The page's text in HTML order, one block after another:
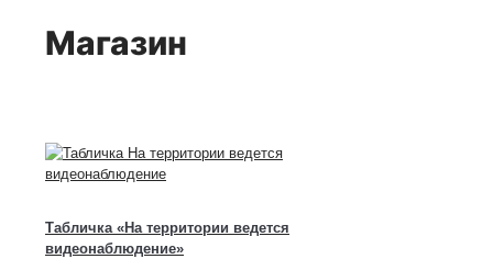
Магазин
Табличка «На территории ведется
видеонаблюдение»